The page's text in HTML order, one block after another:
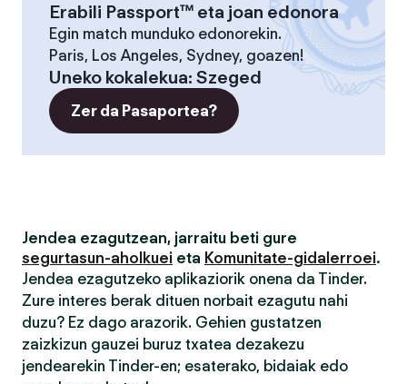
Erabili Passport™ eta joan edonora
Egin match munduko edonorekin.
Paris, Los Angeles, Sydney, goazen!
Uneko kokalekua: Szeged
Zer da Pasaportea?
Jendea ezagutzean, jarraitu beti gure
segurtasun-aholkuei eta Komunitate-gidalerroei.
Jendea ezagutzeko aplikaziorik onena da Tinder.
Zure interes berak dituen norbait ezagutu nahi
duzu? Ez dago arazorik. Gehien gustatzen
zaizkizun gauzei buruz txatea dezakezu
jendearekin Tinder-en; esaterako, bidaiak edo